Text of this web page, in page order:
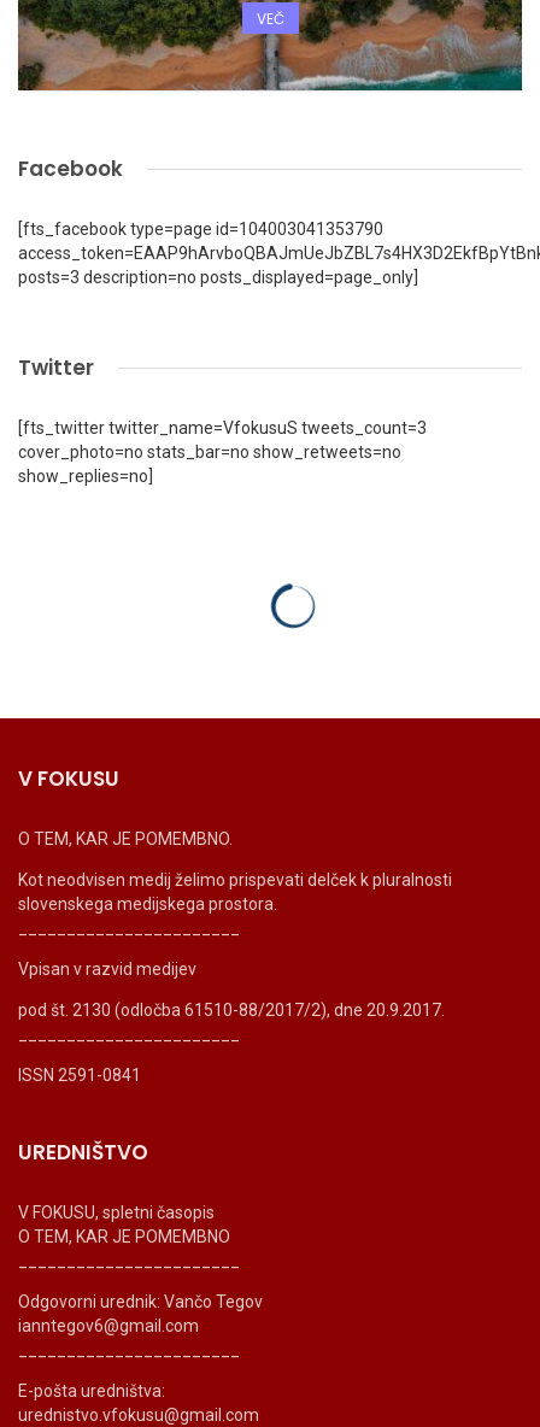
VEČ
Facebook
[fts_facebook type=page id=104003041353790
posts=3 description=no posts_displayed=page_only]
Twitter
[fts_twitter twitter_name=VfokusuS tweets_count=3
cover_photo=no stats_bar=no show_retweets=no
show_replies=no]
V FOKUSU
O TEM, KAR JE POMEMBNO.
Kot neodvisen medij želimo prispevati delček k pluralnosti
slovenskega medijskega prostora.
Vpisan v razvid medijev
pod št. 2130 (odločba 61510-88/2017/2), dne 20.9.2017.
ISSN 2591-0841
UREDNIŠTVO
V FOKUSU, spletni časopis
O TEM, KAR JE POMEMBNO
Odgovorni urednik: Vančo Tegov
ianntegov6@gmail.com
E-pošta uredništva:
urednistvo.vfokusu@gmail.com